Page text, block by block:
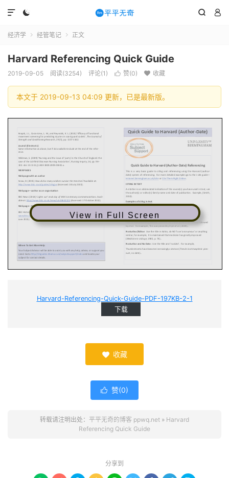
  

经济学  经管笔记  正文
Harvard Referencing Quick Guide
2019-09-05 阅读(3254) 评论(1)  赞(0)  收藏
本文于 2019-09-13 04:09 更新，已是最新版。
View in Full Screen
Harvard-Referencing-Quick-Guide-PDF-197KB-2-1
下载
 收藏
 赞(0)
转载请注明出处： 平平无奇的博客 ppwq.net » Harvard
Referencing Quick Guide
分享到